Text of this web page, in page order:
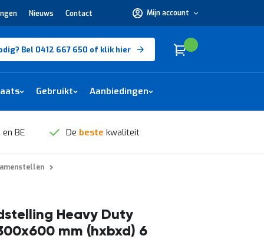
Nieuws Contact Mijn account
nodig?
Bel 0412 667 650 of klik hier Winkelwagen
Cart
Gebruikt Aanbiedingen
BE De beste kwaliteit
Heavy Duty
mm (hxbxd) 6